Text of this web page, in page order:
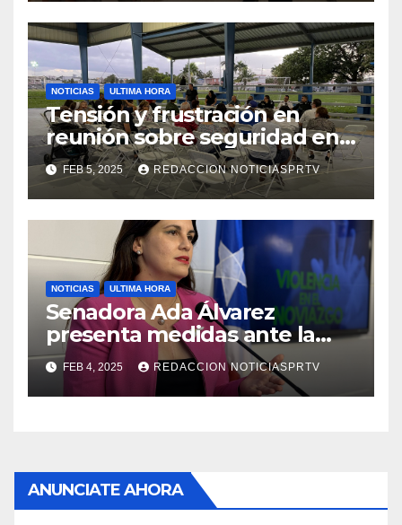
NOTICIAS ULTIMA HORA
Tensión y frustración en
reunión sobre seguridad en
Reparto Metropolitano
FEB 5, 2025 REDACCION NOTICIASPRTV
NOTICIAS ULTIMA HORA
Senadora Ada Álvarez
presenta medidas ante la
violencia en el noviazgo
FEB 4, 2025 REDACCION NOTICIASPRTV
ANUNCIATE AHORA